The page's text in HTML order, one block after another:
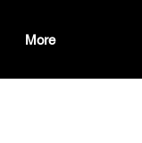
More